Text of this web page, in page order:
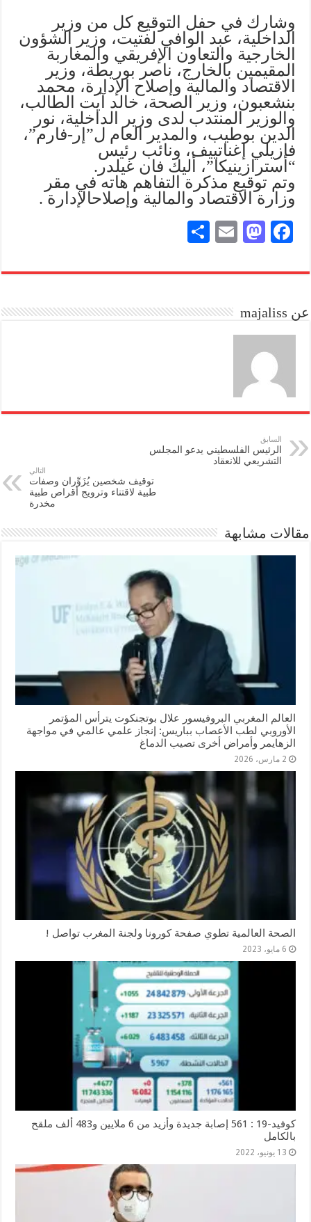
وشارك في حفل التوقيع كل من وزير
الداخلية، عبد الوافي لفتيت، وزير الشؤون
الخارجية والتعاون الإفريقي والمغاربة
المقيمين بالخارج، ناصر بوريطة، وزير
الاقتصاد والمالية وإصلاح الإدارة، محمد
بنشعبون، وزير الصحة، خالد آيت الطالب،
والوزير المنتدب لدى وزير الداخلية، نور
الدين بوطيب، والمدير العام ل”إر-فارم”،
فازيلي إغناتييف، ونائب رئيس
“أسترازينيكا”، أليك فان غيلدر.
وتم توقيع مذكرة التفاهم هاته في مقر
وزارة الاقتصاد والمالية وإصلاحالإدارة .
Fa
bo
M
to
n
E
ail
re
عن majaliss
السابق
الرئيس الفلسطيني يدعو المجلس
التشريعي للانعقاد
التالي
توقيف شخصين يُزَوِّران وصفات
طبية لاقتناء وترويج أقراص طبية
مخدرة
مقالات مشابهة
العالم المغربي البروفيسور علال بوتجنكوت يترأس المؤتمر
الأوروبي لطب الأعصاب بباريس: إنجاز علمي عالمي في مواجهة
الزهايمر وأمراض أخرى تصيب الدماغ
2 مارس، 2026
الصحة العالمية تطوي صفحة كورونا ولجنة المغرب تواصل !
6 مايو، 2023
كوفيد-19 : 561 إصابة جديدة وأزيد من 6 ملايين و483 ألف ملقح
بالكامل
13 يونيو، 2022